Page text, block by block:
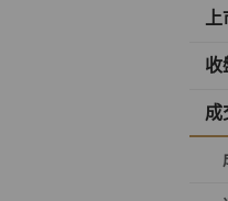
收
成